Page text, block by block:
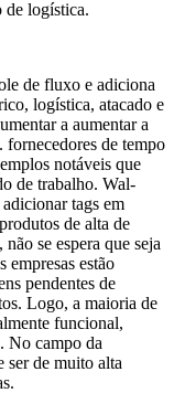
de logística.
de fluxo e adiciona
logística, atacado e
a aumentar a
fornecedores de tempo
notáveis ​​que
de trabalho. Wal-
tags em
de alta de
se espera que seja
empresas estão
pendentes de
Logo, a maioria de
funcional,
No campo da
ser de muito alta